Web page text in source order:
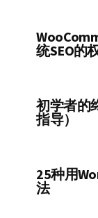
统SEO的
初学者的
指导）
25种用
法